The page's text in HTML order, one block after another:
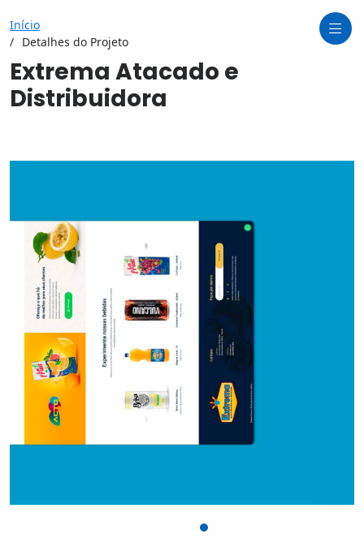
Início
Detalhes do Projeto
Extrema Atacado e
Distribuidora